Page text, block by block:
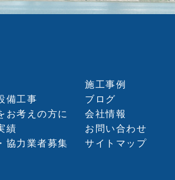
備工事
お考えの方に
績
協力業者募集
施工事例
ブログ
会社情報
お問い合わせ
サイトマップ